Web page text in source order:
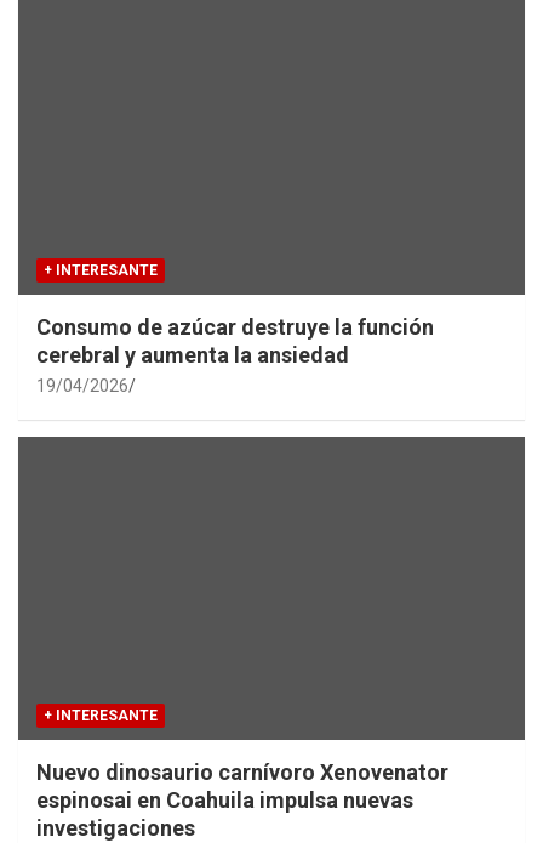
+ INTERESANTE
Consumo de azúcar destruye la función
cerebral y aumenta la ansiedad
19/04/2026
+ INTERESANTE
Nuevo dinosaurio carnívoro Xenovenator
espinosai en Coahuila impulsa nuevas
investigaciones